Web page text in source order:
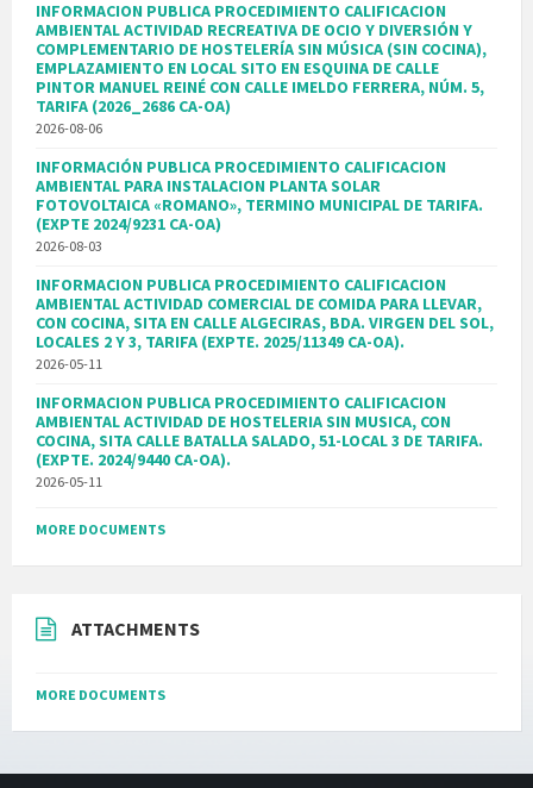
INFORMACION PUBLICA PROCEDIMIENTO CALIFICACION
AMBIENTAL ACTIVIDAD RECREATIVA DE OCIO Y DIVERSIÓN Y
COMPLEMENTARIO DE HOSTELERÍA SIN MÚSICA (SIN COCINA),
EMPLAZAMIENTO EN LOCAL SITO EN ESQUINA DE CALLE
PINTOR MANUEL REINÉ CON CALLE IMELDO FERRERA, NÚM. 5,
TARIFA (2026_2686 CA-OA)
2026-08-06
INFORMACIÓN PUBLICA PROCEDIMIENTO CALIFICACION
AMBIENTAL PARA INSTALACION PLANTA SOLAR
FOTOVOLTAICA «ROMANO», TERMINO MUNICIPAL DE TARIFA.
(EXPTE 2024/9231 CA-OA)
2026-08-03
INFORMACION PUBLICA PROCEDIMIENTO CALIFICACION
AMBIENTAL ACTIVIDAD COMERCIAL DE COMIDA PARA LLEVAR,
CON COCINA, SITA EN CALLE ALGECIRAS, BDA. VIRGEN DEL SOL,
LOCALES 2 Y 3, TARIFA (EXPTE. 2025/11349 CA-OA).
2026-05-11
INFORMACION PUBLICA PROCEDIMIENTO CALIFICACION
AMBIENTAL ACTIVIDAD DE HOSTELERIA SIN MUSICA, CON
COCINA, SITA CALLE BATALLA SALADO, 51-LOCAL 3 DE TARIFA.
(EXPTE. 2024/9440 CA-OA).
2026-05-11
MORE DOCUMENTS
ATTACHMENTS
MORE DOCUMENTS